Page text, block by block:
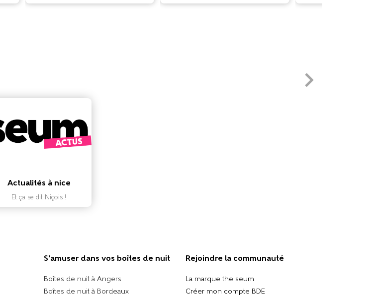
Actualités à nice
Et ça se dit Niçois !
S'amuser dans vos boîtes de nuit
Boîtes de nuit à Angers
Boîtes de nuit à Bordeaux
Rejoindre la communauté
La marque the seum
Créer mon compte BDE